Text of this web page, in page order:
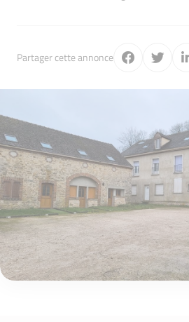
Partager cette annonce